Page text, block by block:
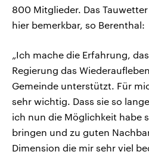
800 Mitglieder. Das
hier bemerkbar, so Berenthal:
„Ich mache die Erfahrung,
Regierung das
Gemeinde unterstützt. Für
sehr wichtig. Dass sie so
ich nun die Möglichkeit habe
bringen und zu guten
Dimension die mir sehr viel